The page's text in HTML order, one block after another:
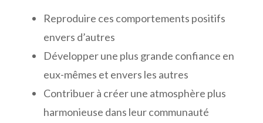
Reproduire ces comportements positifs
envers d’autres
Développer une plus grande confiance en
eux-mêmes et envers les autres
Contribuer à créer une atmosphère plus
harmonieuse dans leur communauté